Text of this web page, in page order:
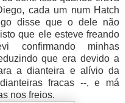
cada um num Hatch
disse que o dele não
que ele esteve freando
confirmando minhas
que era devido a
a dianteira e alívio da
fracas --, e má
nos freios.